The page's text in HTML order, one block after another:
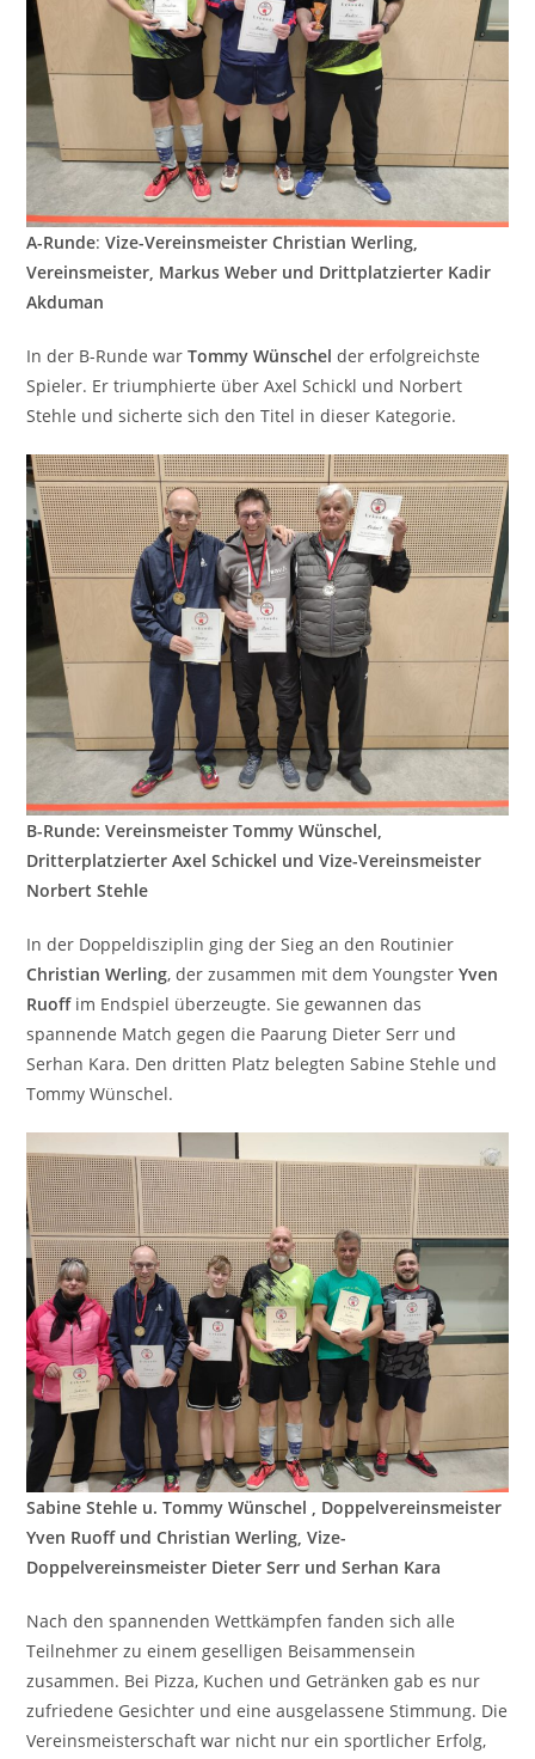
A-Runde:Vize-Vereinsmeister Christian Werling,
Vereinsmeister, Markus Weber und Drittplatzierter Kadir
Akduman
In der B-Runde warTommy Wünschelder erfolgreichste
Spieler. Er triumphierte über Axel Schickl und Norbert
Stehle und sicherte sich den Titel in dieser Kategorie.
B-Runde: Vereinsmeister Tommy Wünschel,
Dritterplatzierter Axel Schickel und Vize-Vereinsmeister
Norbert Stehle
In der Doppeldisziplin ging der Sieg an den Routinier
Christian Werling, der zusammen mit dem YoungsterYven
Ruoff im Endspiel überzeugte. Sie gewannen das
spannende Match gegen die Paarung Dieter Serr und
Serhan Kara. Den dritten Platz belegten Sabine Stehle und
Tommy Wünschel.
Sabine Stehle u. Tommy Wünschel , Doppelvereinsmeister
Yven Ruoff und Christian Werling, Vize-
Doppelvereinsmeister Dieter Serr und Serhan Kara
Nach den spannenden Wettkämpfen fanden sich alle
Teilnehmer zu einem geselligen Beisammensein
zusammen. Bei Pizza, Kuchen und Getränken gab es nur
zufriedene Gesichter und eine ausgelassene Stimmung. Die
Vereinsmeisterschaft war nicht nur ein sportlicher Erfolg,